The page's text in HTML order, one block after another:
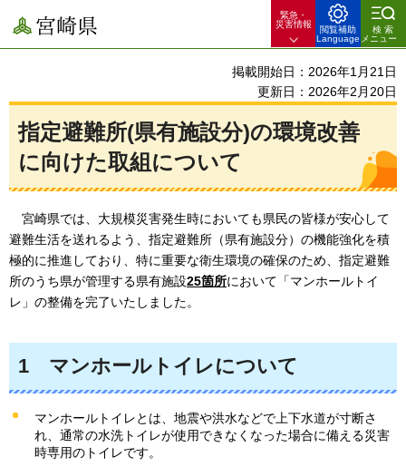
宮崎県
緊急・
災害情報
閲覧補助
Language
検索
メニュー
掲載開始日：2026年1月21日
更新日：2026年2月20日
指定避難所(県有施設分)の環境改善
に向けた取組について
宮崎県では、大規模災害発生時においても県民の皆様が安心して
避難生活を送れるよう、指定避難所（県有施設分）の機能強化を積
極的に推進しており、特に重要な衛生環境の確保のため、指定避難
所のうち県が管理する県有施設25箇所において「マンホールトイ
レ」の整備を完了いたしました。
1 マンホールトイレについて
マンホールトイレとは、地震や洪水などで上下水道が寸断さ
れ、通常の水洗トイレが使用できなくなった場合に備える災害
時専用のトイレです。